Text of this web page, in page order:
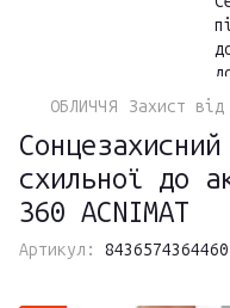
ОБЛИЧЧЯ Захист від
схильної до
360 ACNIMAT
Артикул: 8436574364460